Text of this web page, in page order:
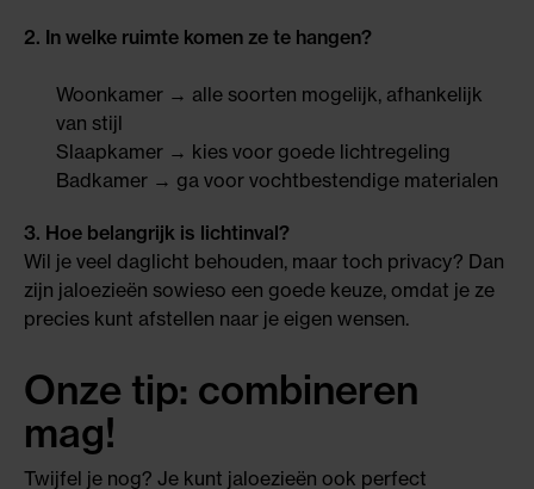
2. In welke ruimte komen ze te hangen?
Woonkamer → alle soorten mogelijk, afhankelijk
van stijl
Slaapkamer → kies voor goede lichtregeling
Badkamer → ga voor vochtbestendige materialen
3. Hoe belangrijk is lichtinval?
Wil je veel daglicht behouden, maar toch privacy? Dan
zijn jaloezieën sowieso een goede keuze, omdat je ze
precies kunt afstellen naar je eigen wensen.
Onze tip: combineren
mag!
Twijfel je nog? Je kunt jaloezieën ook perfect